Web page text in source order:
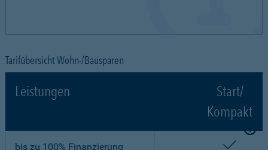
Tarifübersicht Wohn-/Bausparen
Leistungen
Start/
Kompakt
bis zu 100% Finanzierung